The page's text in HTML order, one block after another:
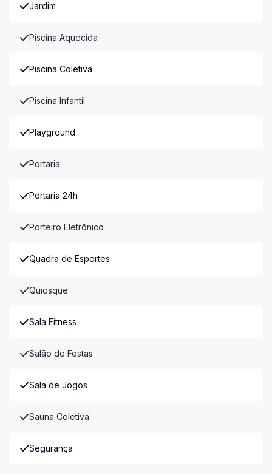
Jardim
Piscina Aquecida
Piscina Coletiva
Piscina Infantil
Playground
Portaria
Portaria 24h
Porteiro Eletrônico
Quadra de Esportes
Quiosque
Sala Fitness
Salão de Festas
Sala de Jogos
Sauna Coletiva
Segurança